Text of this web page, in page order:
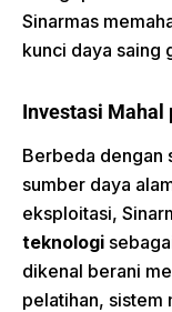
Sinarmas
kunci daya saing
Investasi Mahal
Berbeda dengan
sumber daya
eksploitasi,
teknologi
dikenal berani
pelatihan, sistem